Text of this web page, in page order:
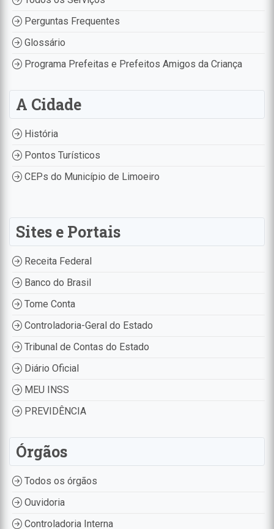
Perguntas Frequentes
Glossário
Programa Prefeitas e Prefeitos Amigos da Criança
A Cidade
História
Pontos Turísticos
CEPs do Município de Limoeiro
Sites e Portais
Receita Federal
Banco do Brasil
Tome Conta
Controladoria-Geral do Estado
Tribunal de Contas do Estado
Diário Oficial
MEU INSS
PREVIDÊNCIA
Órgãos
Todos os órgãos
Ouvidoria
Controladoria Interna